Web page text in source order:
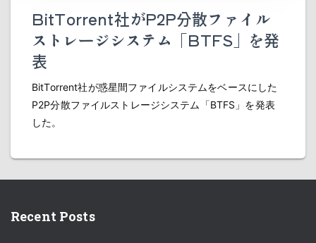
BitTorrent社がP2P分散ファイル
ストレージシステム「BTFS」を発
表
BitTorrent社が惑星間ファイルシステムをベースにした
P2P分散ファイルストレージシステム「BTFS」を発表
した。
Recent Posts